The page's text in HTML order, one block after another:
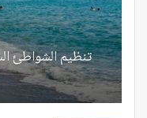
تنظيم الشواطئ